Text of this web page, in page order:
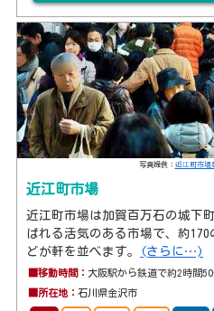
写真提供： 近江町市場
近江町市場
近江町市場は加賀百万石の城下
ばれる活気のある市場で、約
どが軒を並べます。
(さらに…)
■移動時間： 大阪駅から鉄道で約2時間
■所在地：石川県金沢市